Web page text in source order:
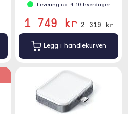
Levering ca. 4-10 hverdager
1 749 kr 2 319 kr
Legg i handlekurven